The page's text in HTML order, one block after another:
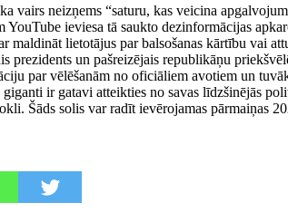
vairs neizņems “saturu, kas veicina
ieviesa tā saukto dezinformācijas
maldināt lietotājus par balsošanas kārtību vai
prezidents un pašreizējais republikāņu
par vēlēšanām no oficiāliem avotiem un
ir gatavi atteikties no savas līdzšinējās
Šāds solis var radīt ievērojamas pārmaiņas